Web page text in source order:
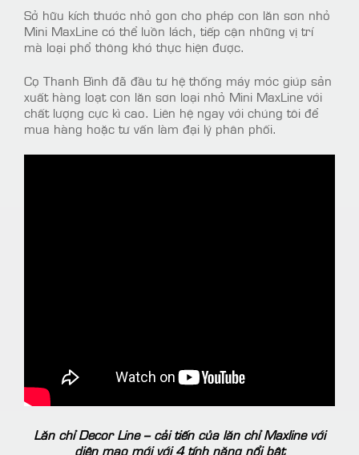
dùng nội thất.
Sở hữu kích thước nhỏ gon cho phép con lăn sơn nhỏ
Mini MaxLine có thể luồn lách, tiếp cận những vị trí
mà loại phổ thông khó thực hiện được.
Cọ Thanh Bình đã đầu tư hệ thống máy móc giúp sản
xuất hàng loạt con lăn sơn loại nhỏ Mini MaxLine với
chất lượng cực kì cao. Liên hệ ngay với chúng tôi để
mua hàng hoặc tư vấn làm đại lý phân phối.
Lăn chỉ Decor Line – cải tiến của lăn chỉ Maxline với
diện mạo mới với 4 tính năng nổi bật